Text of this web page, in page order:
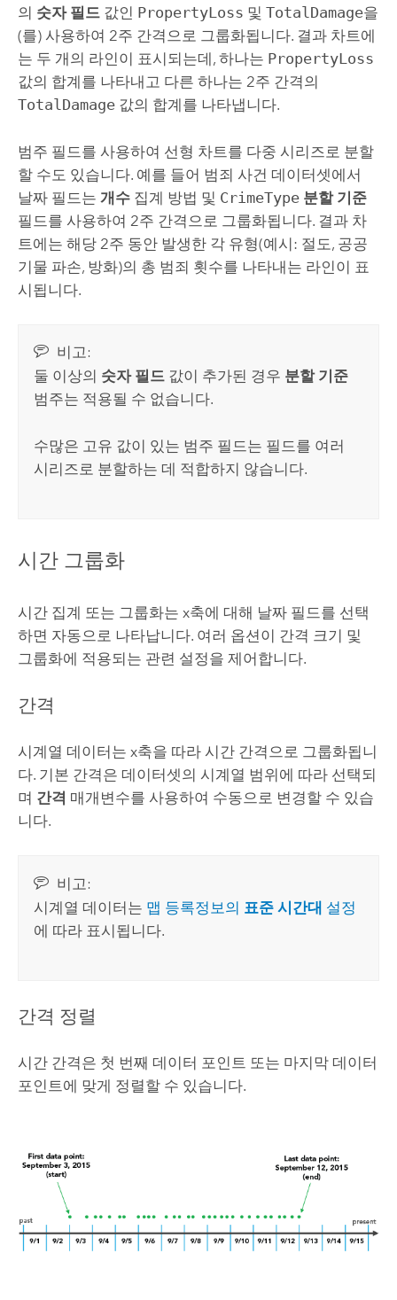
의 숫자 필드값인 PropertyLoss 및 TotalDamage을
(를) 사용하여 2주 간격으로 그룹화됩니다. 결과 차트에
는 두 개의 라인이 표시되는데, 하나는 PropertyLoss
값의 합계를 나타내고 다른 하나는 2주 간격의
TotalDamage값의 합계를 나타냅니다.
범주 필드를 사용하여 선형 차트를 다중 시리즈로 분할
할 수도 있습니다. 예를 들어 범죄 사건 데이터셋에서
날짜 필드는 개수집계 방법 및 CrimeType 분할 기준
필드를 사용하여 2주 간격으로 그룹화됩니다. 결과 차
트에는 해당 2주 동안 발생한 각 유형(예시: 절도, 공공
기물 파손, 방화)의 총 범죄 횟수를 나타내는 라인이 표
시됩니다.
비고:
둘 이상의 숫자 필드 값이 추가된 경우 분할 기준
범주는 적용될 수 없습니다.
수많은 고유 값이 있는 범주 필드는 필드를 여러
시리즈로 분할하는 데 적합하지 않습니다.
시간 그룹화
시간 집계 또는 그룹화는 x축에 대해 날짜 필드를 선택
하면 자동으로 나타납니다. 여러 옵션이 간격 크기 및
그룹화에 적용되는 관련 설정을 제어합니다.
간격
시계열 데이터는 x축을 따라 시간 간격으로 그룹화됩니
다. 기본 간격은 데이터셋의 시계열 범위에 따라 선택되
며 간격 매개변수를 사용하여 수동으로 변경할 수 있습
니다.
비고:
시계열 데이터는 맵 등록정보의 표준 시간대 설정
에 따라 표시됩니다.
간격 정렬
시간 간격은 첫 번째 데이터 포인트 또는 마지막 데이터
포인트에 맞게 정렬할 수 있습니다.